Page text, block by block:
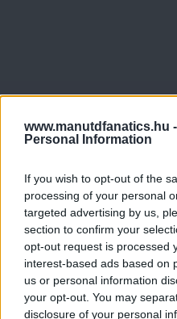
www.manutdfanatics.hu -
Personal Information
If you wish to opt-out of the
processing of your personal
targeted advertising by us,
section to confirm your
opt-out request is processed
interest-based ads based on
us or personal information
your opt-out. You may
disclosure of your personal